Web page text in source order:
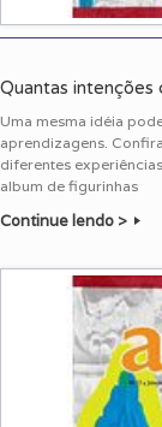
Quantas intenções
Uma mesma idéia
aprendizagens.
diferentes
album de figurinhas
Continue lendo >